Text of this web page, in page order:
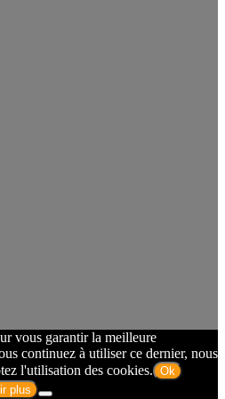
vous garantir la meilleure
continuez à utiliser ce dernier, nous
l'utilisation des cookies. Ok
plus